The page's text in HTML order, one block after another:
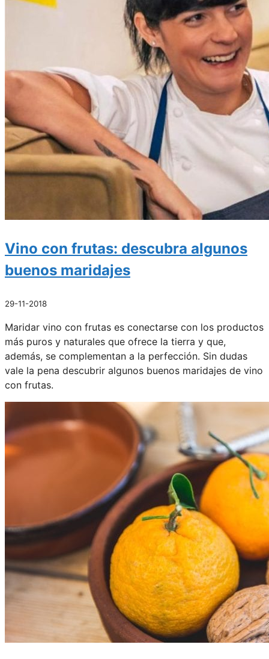
Vino con frutas: descubra algunos
buenos maridajes
29-11-2018
Maridar vino con frutas es conectarse con los productos
más puros y naturales que ofrece la tierra y que,
además, se complementan a la perfección. Sin dudas
vale la pena descubrir algunos buenos maridajes de vino
con frutas.